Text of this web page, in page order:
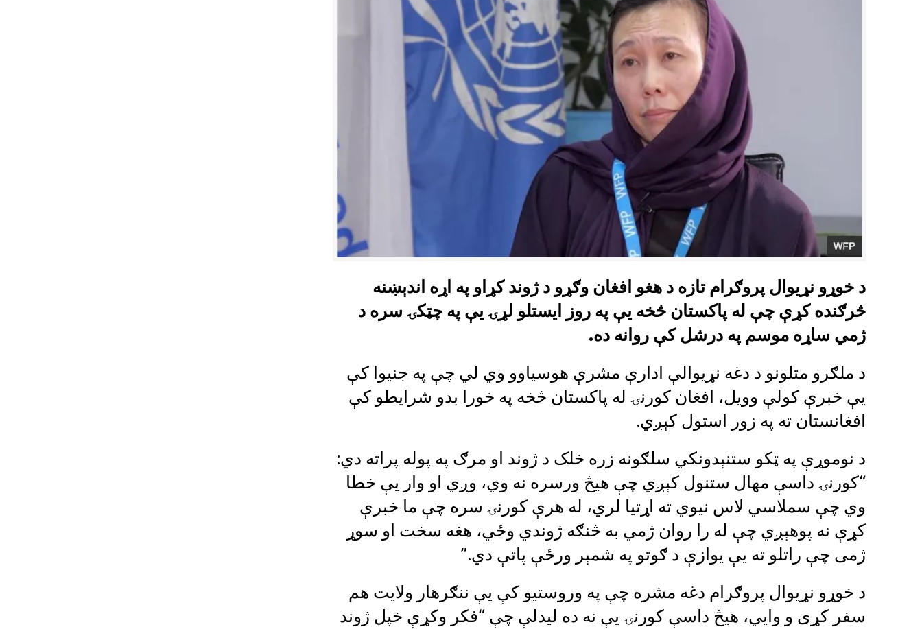
د خوړو نړیوال پروګرام تازه د هغو افغان وګړو د ژوند کړاو په اړه اندېښنه
څرګنده کړې چې له پاکستان څخه یې په روز ایستلو لړۍ یې په چټکۍ سره د
ژمي ساړه موسم په درشل کې روانه ده.
د ملګرو متلونو د دغه نړیوالې ادارې مشرې هوسیاوو وي لي چې په جنیوا کې
یې خبرې کولې وویل، افغان کورنۍ له پاکستان څخه په خورا بدو شرایطو کې
افغانستان ته په زور استول کېږي.
د نوموړې په ټکو ستنېدونکي سلګونه زره خلک د ژوند او مرګ په پوله پراته دي:
“کورنۍ داسې مهال ستنول کېږي چې هیڅ ورسره نه وي، وږي او وار یې خطا
وي چې سملاسي لاس نیوي ته اړتیا لري، له هرې کورنۍ سره چې ما خبرې
کړې نه پوهېږي چې له را روان ژمي به څنګه ژوندي وځي، هغه سخت او سوړ
ژمی چې راتلو ته یې یوازې د ګوتو په شمېر ورځې پاتې دي.”
د خوړو نړیوال پروګرام دغه مشره چې په وروستیو کې یې ننګرهار ولایت هم
سفر کړی و وایي، هیڅ داسې کورنۍ یې نه ده لیدلې چې “فکر وکړې خپل ژوند